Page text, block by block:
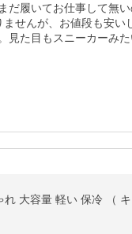
だ履いてお仕事して無
せんが、お値段も安い
見た目もスニーカーみ
大容量 軽い 保冷 （